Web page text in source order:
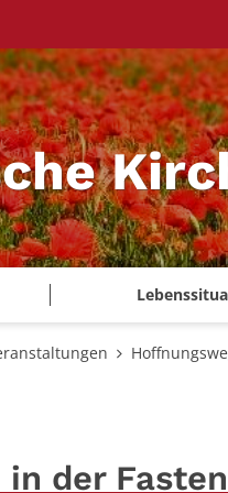
in der